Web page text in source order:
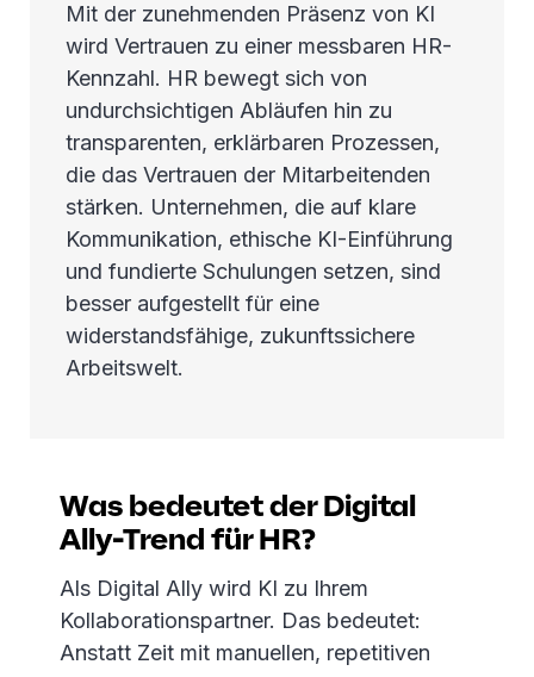
Mit der zunehmenden Präsenz von KI
wird Vertrauen zu einer messbaren HR-
Kennzahl. HR bewegt sich von
undurchsichtigen Abläufen hin zu
transparenten, erklärbaren Prozessen,
die das Vertrauen der Mitarbeitenden
stärken. Unternehmen, die auf klare
Kommunikation, ethische KI-Einführung
und fundierte Schulungen setzen, sind
besser aufgestellt für eine
widerstandsfähige, zukunftssichere
Arbeitswelt.
Was bedeutet der Digital
Ally-Trend für HR?
Als Digital Ally wird KI zu Ihrem
Kollaborationspartner. Das bedeutet:
Anstatt Zeit mit manuellen, repetitiven